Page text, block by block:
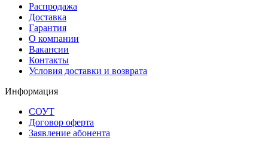
Распродажа
Доставка
Гарантия
О компании
Вакансии
Контакты
Условия доставки и возврата
Информация
СОУТ
Договор оферта
Заявление абонента